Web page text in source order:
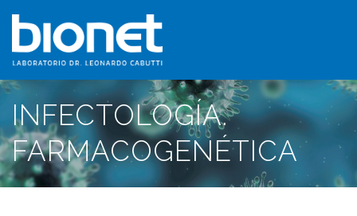
contenido
QUIENES SOMOS PRESTACIONES FICHAS
INFECTOLOGÍA.
FARMACOGENÉTICA